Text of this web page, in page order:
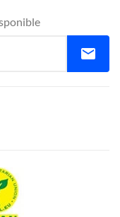
mail